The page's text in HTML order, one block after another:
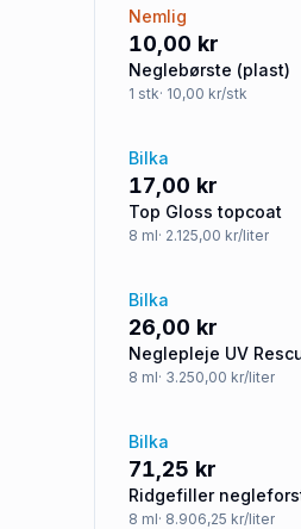
Nemlig
10,00 kr
Neglebørste (plast)
1 stk· 10,00 kr/stk
Bilka
17,00 kr
Top Gloss topcoat
8 ml· 2.125,00 kr/liter
Bilka
26,00 kr
Neglepleje UV
Repair Treatment
8 ml· 3.250,00 kr/liter
Bilka
71,25 kr
Ridgefiller
8 ml· 8.906,25 kr/liter